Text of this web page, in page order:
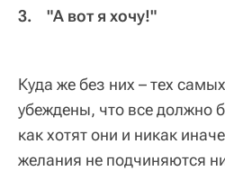
3. "А вот я хочу!"
Куда же без них – тех
убеждены, что все должно
как хотят они и никак
желания не подчиняются